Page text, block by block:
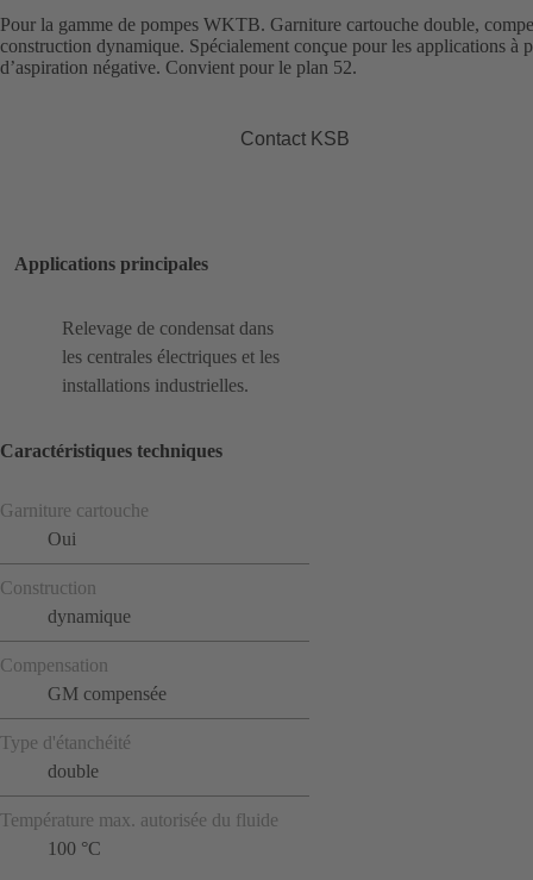
Pour la gamme de pompes WKTB. Garniture cartouche double,
construction dynamique. Spécialement conçue pour les applications à
d’aspiration négative. Convient pour le plan 52.
Contact KSB
Applications principales
Relevage de condensat dans
les centrales électriques et les
installations industrielles.
Caractéristiques techniques
Garniture cartouche
Oui
Construction
dynamique
Compensation
GM compensée
Type d'étanchéité
double
Température max. autorisée du fluide
100 °C